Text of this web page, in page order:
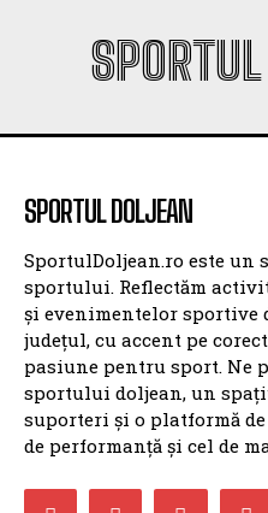
SPORTUL DOLJEAN
SportulDoljean.ro este un
sportului. Reflectăm
și evenimentelor
județul, cu accent pe
pasiune pentru sport. Ne
sportului doljean, un
suporteri și o platformă
de performanță și cel de